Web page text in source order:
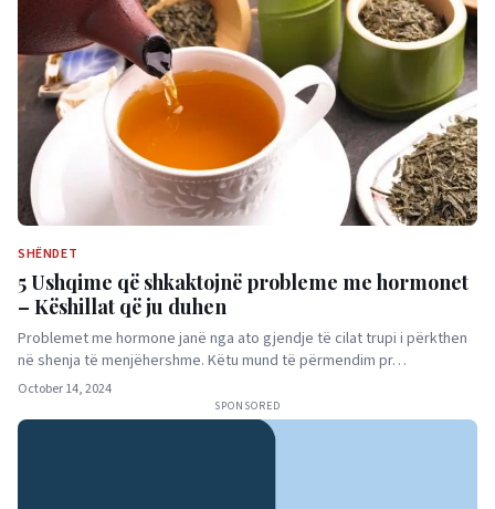
SHËNDET
5 Ushqime që shkaktojnë probleme me hormonet
– Këshillat që ju duhen
Problemet me hormone janë nga ato gjendje të cilat trupi i përkthen
në shenja të menjëhershme. Këtu mund të përmendim pr…
October 14, 2024
SPONSORED